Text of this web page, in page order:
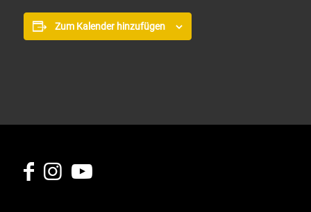
Zum Kalender hinzufügen